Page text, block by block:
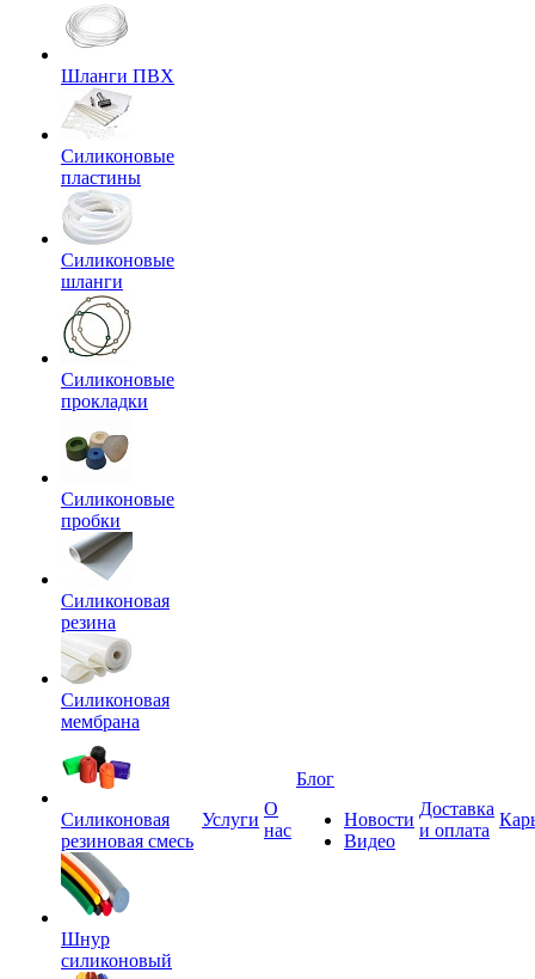
Шланги ПВХ
Силиконовые
пластины
Силиконовые
шланги
Силиконовые
прокладки
Силиконовые
пробки
Силиконовая
резина
Силиконовая
мембрана
Силиконовая
резиновая смесь
Шнур
силиконовый
Услуги
О
нас
Блог
Новости
Видео
Доставка
и оплата